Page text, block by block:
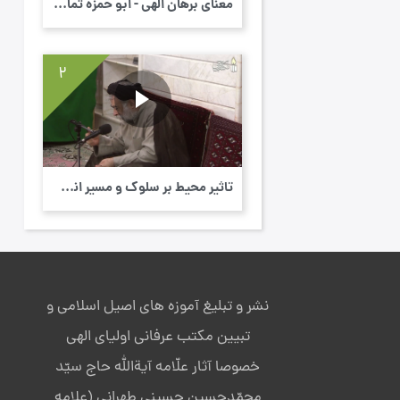
معنای برهان الهی - ابو حمزه ثمالی - سال 14...
2
تاثیر محیط بر سلوک و مسیر انسان - ابو حمزه...
نشر و تبلیغ آموزه های اصیل اسلامی و
تبیین مکتب عرفانی اولیای الهی
خصوصا آثار علّامه آیةالله حاج سیّد